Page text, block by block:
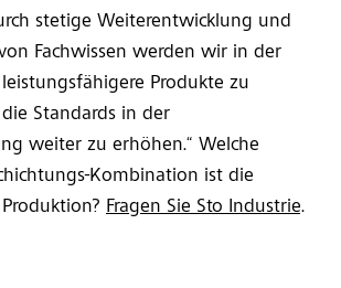
stetige Weiterentwicklung und
Fachwissen werden wir in der
Produkte zu
Standards in der
weiter zu erhöhen.“ Welche
Kombination ist die
Fragen Sie Sto Industrie.